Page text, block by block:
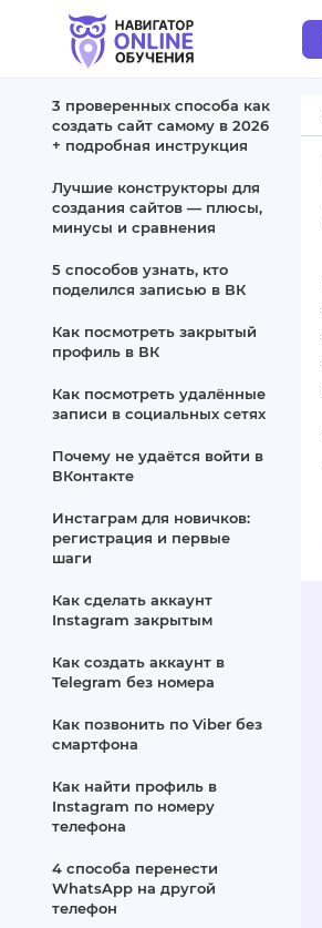
3 проверенных способа как
создать сайт самому в 2026
+ подробная инструкция
Лучшие конструкторы для
создания сайтов — плюсы,
минусы и сравнения
5 способов узнать, кто
поделился записью в ВК
Как посмотреть закрытый
профиль в ВК
Как посмотреть удалённые
записи в социальных сетях
Почему не удаётся войти в
ВКонтакте
Инстаграм для новичков:
регистрация и первые
шаги
Как сделать аккаунт
Instagram закрытым
Как создать аккаунт в
Telegram без номера
Как позвонить по Viber без
смартфона
Как найти профиль в
Instagram по номеру
телефона
4 способа перенести
WhatsApp на другой
телефон